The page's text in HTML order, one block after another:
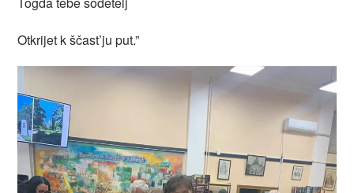
Otkrijet k ščast’ju put.”